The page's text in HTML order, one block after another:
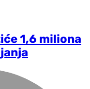
1,6 miliona